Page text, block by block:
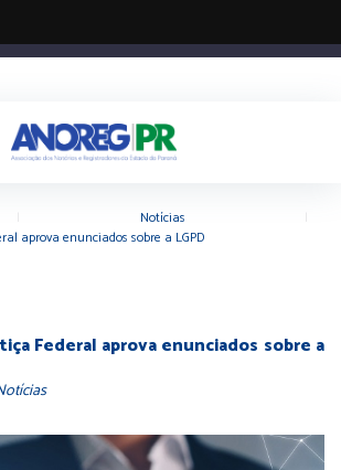
Notícias
aprova enunciados sobre a LGPD
Federal aprova enunciados sobre a